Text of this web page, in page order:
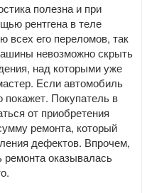
полезна и при
рентгена в теле
всех его переломов, так
невозможно скрыть
над которыми уже
Если автомобиль
Покупатель в
от приобретения
ремонта, который
дефектов. Впрочем,
ремонта оказывалась